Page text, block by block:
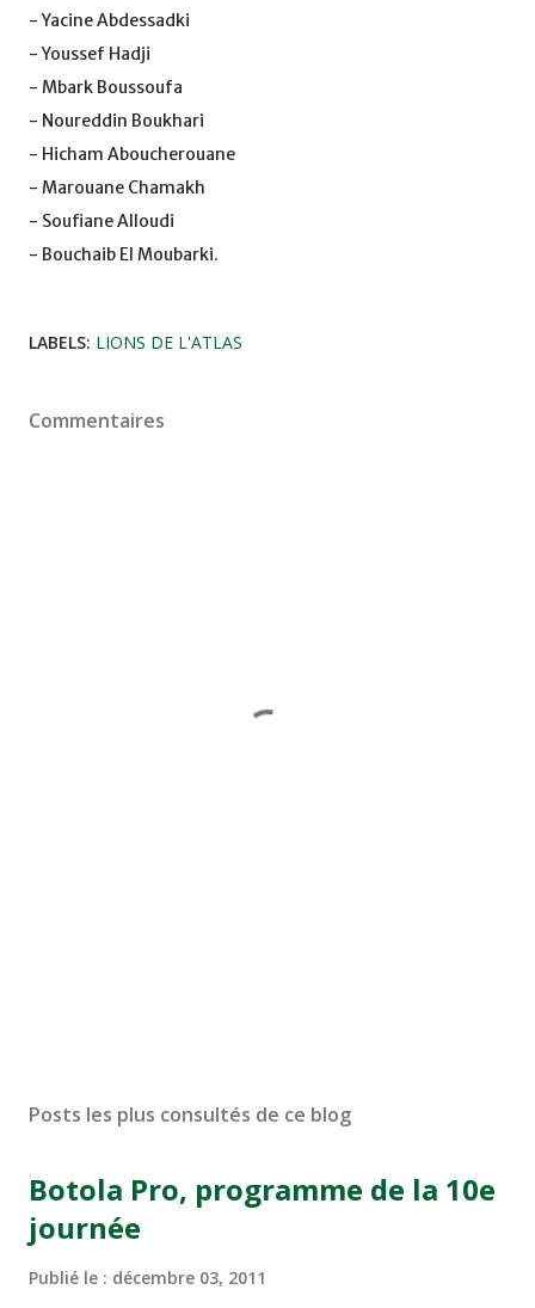
- Yacine Abdessadki
- Youssef Hadji
- Mbark Boussoufa
- Noureddin Boukhari
- Hicham Aboucherouane
- Marouane Chamakh
- Soufiane Alloudi
- Bouchaib El Moubarki.
LABELS: LIONS DE L'ATLAS
Commentaires
Posts les plus consultés de ce blog
Botola Pro, programme de la 10e
journée
Publié le : décembre 03, 2011